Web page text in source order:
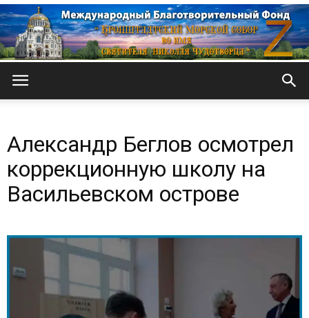
Морской
Александр Беглов осмотрел
коррекционную школу на
Васильевском острове